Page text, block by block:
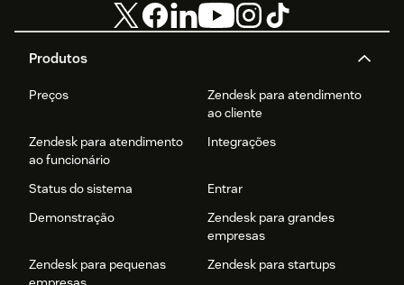
Produtos
Preços
Zendesk para atendimento
ao cliente
Zendesk para atendimento
ao funcionário
Integrações
Status do sistema
Entrar
Demonstração
Zendesk para grandes
empresas
Zendesk para pequenas
Zendesk para startups